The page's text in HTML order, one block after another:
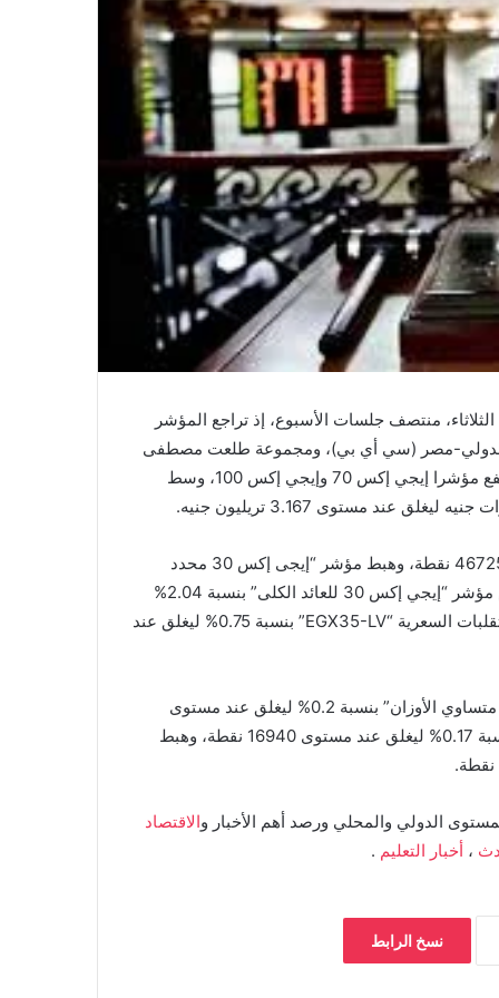
منتصف جلسات الأسبوع، إذ تراجع المؤشر
الدولي-مصر (سي أي بي)، ومجموعة طلعت مصطفى
القابضة، والشرقية إيسترن كومباني، وبالم هيلز للتعمير، فيما ارتفع مؤشرا إيجي إكس 70 وإيجي إكس 100، وسط
تراجع مؤشر “إيجي إكس 30” بنسبة 2.03% ليغلق عند مستوى 46725 نقطة، وهبط مؤشر “إيجى إكس 30 محدد
الأوزان” بنسبة 1.63% ليغلق عند مستوى 56877 نقطة، وانخفض مؤشر “إيجي إكس 30 للعائد الكلى” بنسبة 2.04%
ليغلق عند مستوى 21242 نقطة، وزاد مؤشر الأسهم منخفضة التقلبات السعرية “EGX35-LV” بنسبة 0.75% ليغلق عند
فيما ارتفع مؤشر الشركات المتوسطة والصغيرة “إيجي إكس 70 متساوي الأوزان” بنسبة 0.2% ليغلق عند مستوى
11971 نقطة، وصعد مؤشر “إيجى إكس 100 متساوى الأوزان” بنسبة 0.17% ليغلق عند مستوى 16940 نقطة، وهبط
الدولي والمحلي ورصد أهم الأخبار والاقتصاد
، أخبار التعليم .
نسخ الرابط